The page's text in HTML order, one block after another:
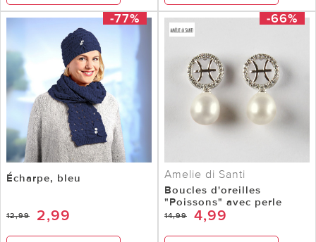
-77%
Écharpe, bleu
12,99 2,99
-66%
Amelie di Santi
Boucles d'oreilles
"Poissons" avec perle
14,99 4,99